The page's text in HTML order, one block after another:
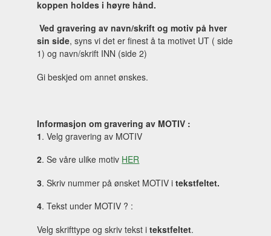
koppen holdes i høyre hånd.
Ved gravering av navn/skrift og motiv på hver
sin side, syns vi det er finest å ta motivet UT ( side
1) og navn/skrift INN (side 2)
Gi beskjed om annet ønskes.
Informasjon om gravering av MOTIV :
1. Velg gravering av MOTIV
2. Se våre ulike motiv HER
3. Skriv nummer på ønsket MOTIV itekstfeltet.
4. Tekst under MOTIV ? :
Velg skrifttype og skriv tekst itekstfeltet.